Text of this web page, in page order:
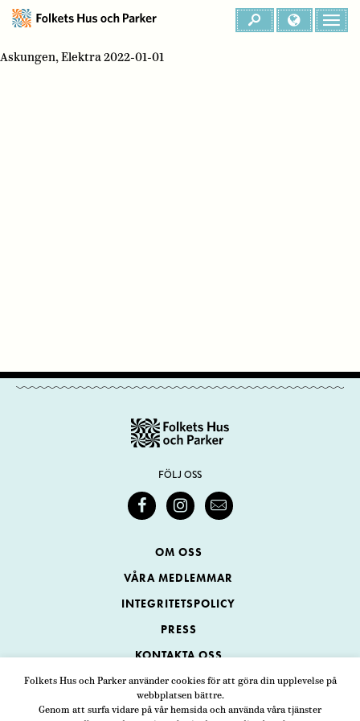
Folkets Hus och Parker använder cookies för att göra din upplevelse på
webbplatsen bättre.
Genom att surfa vidare på vår hemsida och använda våra tjänster
Askungen, Elektra 2022-01-01
FÖLJ OSS
OM OSS
VÅRA MEDLEMMAR
INTEGRITETSPOLICY
PRESS
KONTAKTA OSS
Folkets Hus och Parker